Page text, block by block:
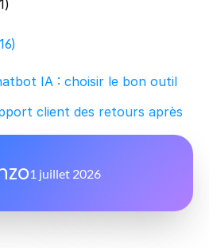
IA : choisir le bon outil
client des retours après
1 juillet 2026